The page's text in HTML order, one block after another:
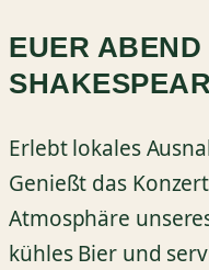
EUER
Erlebt lokales
Genießt das
Atmosphäre
kühles Bier und